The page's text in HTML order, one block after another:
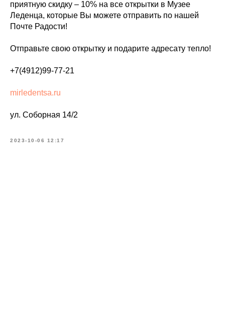
приятную скидку – 10% на все открытки в Музее
Леденца, которые Вы можете отправить по нашей
Почте Радости!
Отправьте свою открытку и подарите адресату тепло!
+7(4912)99-77-21
mirledentsa.ru
ул. Соборная 14/2
2023-10-06 12:17